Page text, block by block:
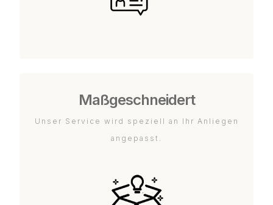
Maßgeschneidert
Unser Service wird speziell an Ihr Anliegen
angepasst.